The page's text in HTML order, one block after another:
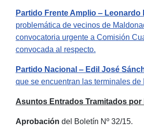
Partido Frente Amplio ‒ Leonardo
problemática de vecinos de
convocatoria urgente a Comisión
convocada al respecto.
Partido Nacional ‒ Edil José
que se encuentran las terminales de
Asuntos Entrados Tramitados por
Aprobación del Boletín Nº 32/15.